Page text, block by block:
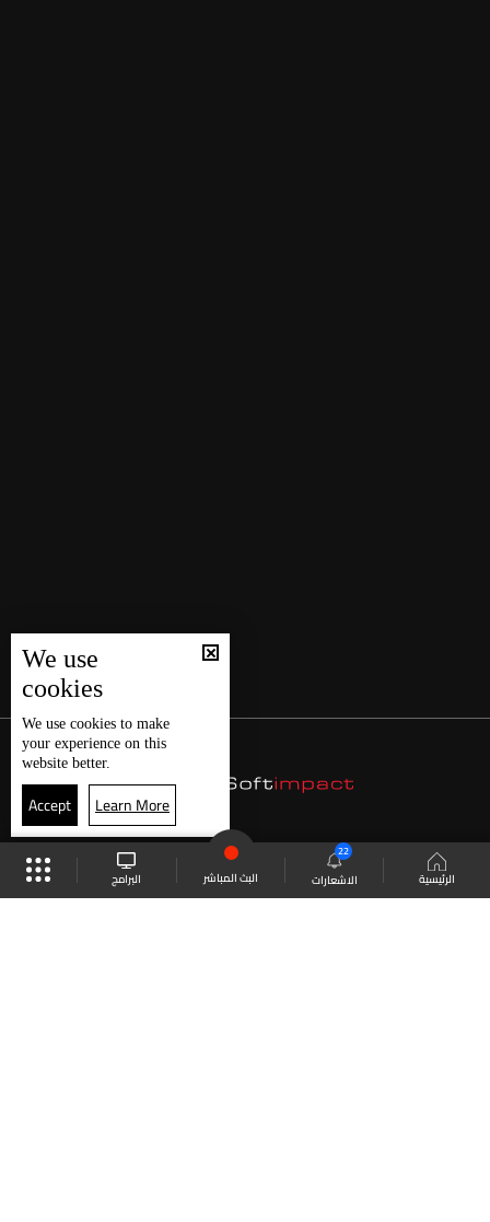
الرئيسية الاشعارات
22
البث المباشر البرامج
We use
cookies
We use cookies to make
your experience on this
website better.
Accept Learn More
موقع البرامج الجدول البث المباشر